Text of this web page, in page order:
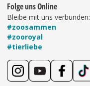
Folge uns Online
Bleibe mit uns verbunden:
#zoosammen
#zooroyal
#tierliebe